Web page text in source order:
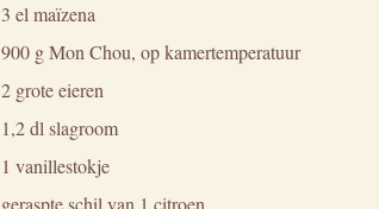
3 el maïzena
900 g Mon Chou, op kamertemperatuur
2 grote eieren
1,2 dl slagroom
1 vanillestokje
geraspte schil van 1 citroen